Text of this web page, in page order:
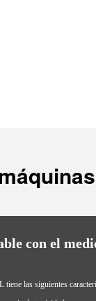
con el
tiene las siguientes